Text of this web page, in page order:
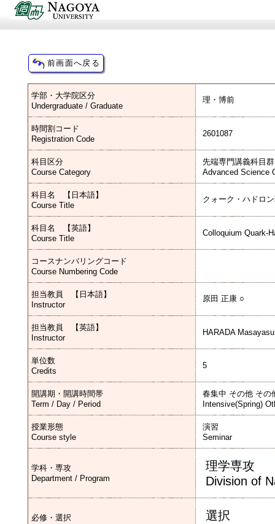
学部・大学院区分
Undergraduate / Graduate
理・博前
時間割コード
Registration Code
2601087
科目区分
Course Category
先端専門講義科目
Advanced Science
科目名 【日本語】
Course Title
クォーク・ハドロ
科目名 【英語】
Course Title
Colloquium Quark-
コースナンバリングコード
Course Numbering Code
担当教員 【日本語】
Instructor
原田 正康 ○
担当教員 【英語】
Instructor
HARADA
単位数
Credits
5
開講期・開講時間帯
Term / Day / Period
春集中 その他 その
Intensive(Spring)
授業形態
Course style
演習
Seminar
学科・専攻
Department / Program
理学専攻
Division of
必修・選択
選択